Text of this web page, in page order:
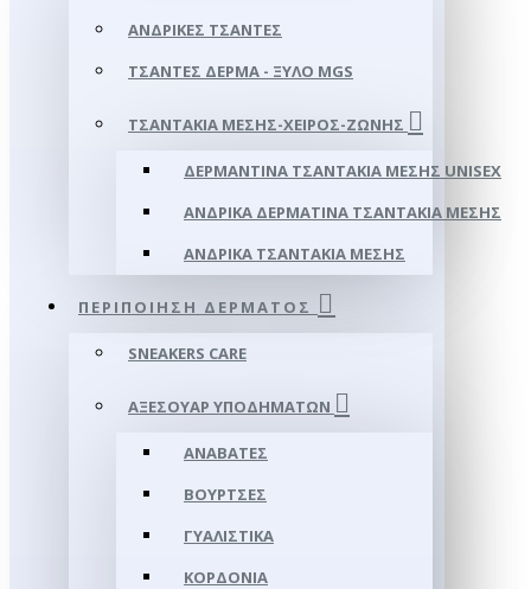
ΑΝΔΡΙΚΈΣ ΤΣΆΝΤΕΣ
ΤΣΆΝΤΕΣ ΔΈΡΜΑ - ΞΎΛΟ MGS
ΤΣΑΝΤΆΚΙΑ ΜΈΣΗΣ-ΧΕΙΡΌΣ-ΖΏΝΗΣ
ΔΕΡΜΆΝΤΙΝΑ ΤΣΑΝΤΆΚΙΑ ΜΈΣΗΣ UNISEX
ΑΝΔΡΙΚΆ ΔΕΡΜΆΤΙΝΑ ΤΣΑΝΤΆΚΙΑ ΜΈΣΗΣ
ΑΝΔΡΙΚΆ ΤΣΑΝΤΆΚΙΑ ΜΈΣΗΣ
ΠΕΡΙΠΟΊΗΣΗ ΔΈΡΜΑΤΟΣ
SNEAKERS CARE
ΑΞΕΣΟΥΑΡ ΥΠΟΔΗΜΆΤΩΝ
ΑΝΑΒΆΤΕΣ
ΒΟΎΡΤΣΕΣ
ΓΥΑΛΙΣΤΙΚΆ
ΚΟΡΔΌΝΙΑ